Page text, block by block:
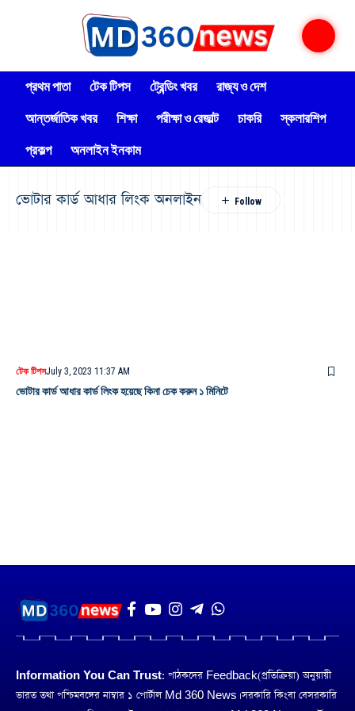
প্রথম পাতা টেক টিপস ট্রেন্ডিং খবর
রাজ্য ও দেশ
আন্তর্জাতিক খবর
শিক্ষা পরীক্ষা ও রেজাল্ট চাকরি
স্কলারশিপ
প্রকল্প
অনলাইন ইনকাম
ভোটার কার্ড আধার লিংক অনলাইন
টেক টিপসJuly 3, 2023 11:37 AM
ভোটার কার্ড আধার কার্ড লিংক হয়েছে কিনা চেক করুন ১ মিনিটে
Information You Can Trust: পাঠকদের Feedback(প্রতিক্রিয়া) অনুয়ায়ী
ভারত তথা পশ্চিমবঙ্গের নাম্বার ১ পোর্টাল Md 360 News। সরকারি কিংবা বেসরকারি